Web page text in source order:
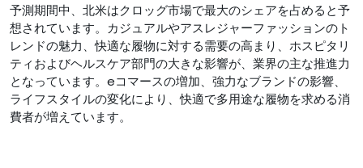
予測期間中、北米はクロッグ市場で最大のシェアを占めると予
想されています。カジュアルやアスレジャーファッションのト
レンドの魅力、快適な履物に対する需要の高まり、ホスピタリ
ティおよびヘルスケア部門の大きな影響が、業界の主な推進力
となっています。eコマースの増加、強力なブランドの影響、
ライフスタイルの変化により、快適で多用途な履物を求める消
費者が増えています。